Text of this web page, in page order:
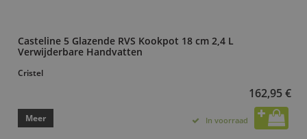
Casteline 5 Glazende RVS Kookpot 18 cm 2,4 L
Verwijderbare Handvatten
Cristel
162,95 €
Meer In voorraad